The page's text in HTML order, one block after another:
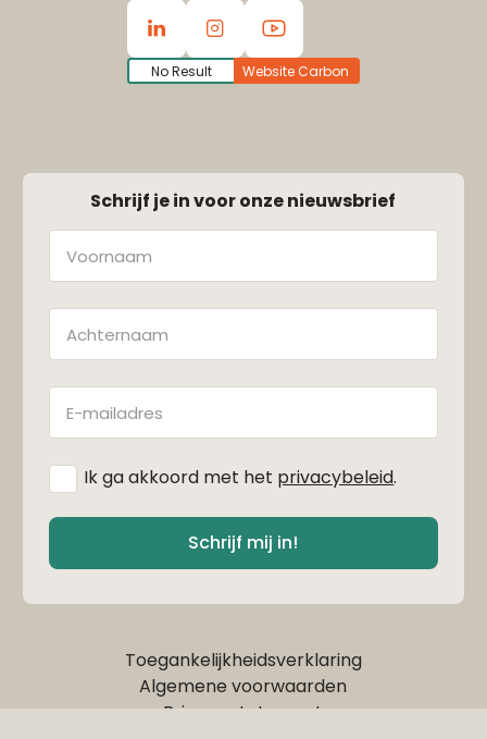
No Result Website Carbon
Schrijf je in voor onze nieuwsbrief
Naam
Achternaam
E-
mailadres
Ik ga akkoord met het privacybeleid.
Schrijf mij in!
Toegankelijkheidsverklaring
Algemene voorwaarden
Privacy statement